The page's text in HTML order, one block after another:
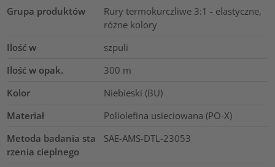
Grupa produktów
Rury termokurczliwe 3:1 - elastyczne,
różne kolory
Ilość w
szpuli
Ilość w opak.
300 m
Kolor
Niebieski (BU)
Materiał
Poliolefina usieciowana (PO-X)
Metoda badania sta
rzenia cieplnego
SAE-AMS-DTL-23053